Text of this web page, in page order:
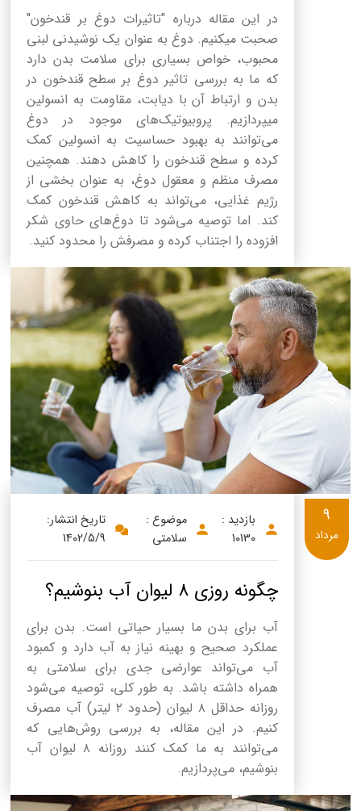
در این مقاله درباره "تاثیرات دوغ بر قندخون"
صحبت میکنیم. دوغ به عنوان یک نوشیدنی لبنی
محبوب، خواص بسیاری برای سلامت بدن دارد
که ما به بررسی تاثیر دوغ بر سطح قندخون در
بدن و ارتباط آن با دیابت، مقاومت به انسولین
میپردازیم. پروبیوتیک‌های موجود در دوغ
می‌توانند به بهبود حساسیت به انسولین کمک
کرده و سطح قندخون را کاهش دهند. همچنین
مصرف منظم و معقول دوغ، به عنوان بخشی از
رژیم غذایی، می‌تواند به کاهش قندخون کمک
کند. اما توصیه می‌شود تا دوغ‌های حاوی شکر
افزوده را اجتناب کرده و مصرفش را محدود کنید.
بازدید :
10130
موضوع :
سلامتی
تاریخ انتشار:
1402/5/9
چگونه روزی 8 لیوان آب بنوشیم؟
آب برای بدن ما بسیار حیاتی است. بدن برای
عملکرد صحیح و بهینه نیاز به آب دارد و کمبود
آب می‌تواند عوارضی جدی برای سلامتی به
همراه داشته باشد. به طور کلی، توصیه می‌شود
روزانه حداقل ۸ لیوان (حدود ۲ لیتر) آب مصرف
کنیم. در این مقاله، به بررسی روش‌هایی که
می‌توانند به ما کمک کنند روزانه ۸ لیوان آب
بنوشیم، می‌پردازیم.
9
مرداد